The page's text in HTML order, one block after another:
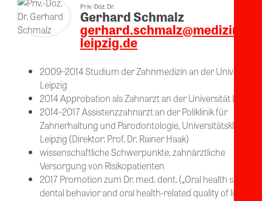
Priv.-Doz. Dr.
Gerhard Schmalz
leipzig.de
2009–2014 Studium der Zahnmedizin an der Universität
Leipzig
2014 Approbation als Zahnarzt an der Universität Leipzig
2014–2017 Assistenzzahnarzt an der Poliklinik für
Zahnerhaltung und Parodontologie, Universitätsklinikum
Leipzig (Direktor: Prof. Dr. Rainer Haak)
wissenschaftliche Schwerpunkte: zahnärztliche
Versorgung von Risikopatienten
2017 Promotion zum Dr. med. dent. („Oral health
dental behavior and oral health-related quality of life in